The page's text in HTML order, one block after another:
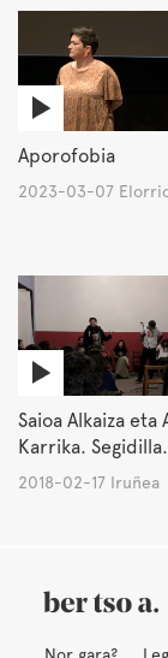
Aporofobia
2023-03-07
Saioa Alkaiza eta
Karrika. Segidilla.
2018-02-17 Iruñea